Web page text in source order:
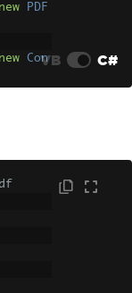
new
PDF
new
ConVB C#